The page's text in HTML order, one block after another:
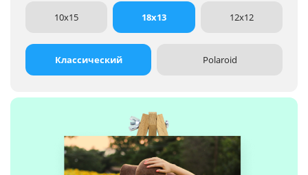
10x15 18x13 12x12
Классический Polaroid